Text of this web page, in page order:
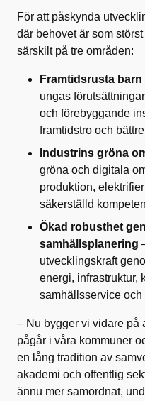
För att påskynda
där behovet är som
särskilt på tre områden:
Framtidsrusta
ungas
och förebyggande
framtidstro och
Industrins gröna
gröna och digitala
produktion,
säkerställd
Ökad robusthet
samhällsplanering
utvecklingskraft
energi, infrastruktur,
samhällsservice
– Nu bygger vi vidare på
pågår i våra kommuner
en lång tradition av
akademi och offentlig
ännu mer samordnat,